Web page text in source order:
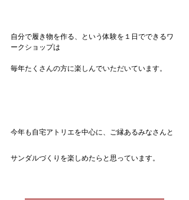
自分で履き物を作る、という体験を１日でできるワ
ークショップは
毎年たくさんの方に楽しんでいただいています。
今年も自宅アトリエを中心に、ご縁あるみなさんと
サンダルづくりを楽しめたらと思っています。